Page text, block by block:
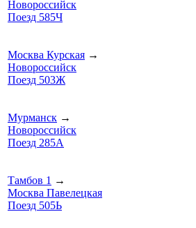
Новороссийск
Поезд 585Ч
Москва Курская →
Новороссийск
Поезд 503Ж
Мурманск →
Новороссийск
Поезд 285А
Тамбов 1 →
Москва Павелецкая
Поезд 505Ь